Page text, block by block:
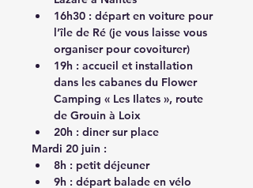
16h30 : départ en voiture pour
l’île de Ré (je vous laisse vous
organiser pour covoiturer)
19h : accueil et installation
dans les cabanes du Flower
Camping « Les Ilates », route
de Grouin à Loix
20h : diner sur place
Mardi 20 juin :
8h : petit déjeuner
9h : départ balade en vélo